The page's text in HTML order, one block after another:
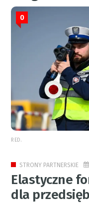
0
RED.
STRONY PARTNERSKIE
Elastyczne
dla